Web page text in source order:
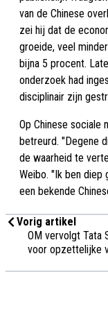
van de Chinese
zei hij dat de
groeide, veel
bijna 5 procent.
onderzoek had
disciplinair zijn
Op Chinese sociale
betreurd. "Degene
de waarheid te
Weibo. "Ik ben
een bekende
Vorig artikel
OM vervolgt Tata
voor opzettelijke